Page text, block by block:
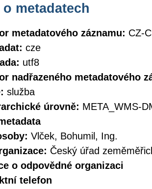
o metadatech
metadatového záznamu: CZ-
cze
utf8
nadřazeného metadatového
služba
úrovně: META_WMS-
Vlček, Bohumil, Ing.
Český úřad
o odpovědné organizaci
telefon